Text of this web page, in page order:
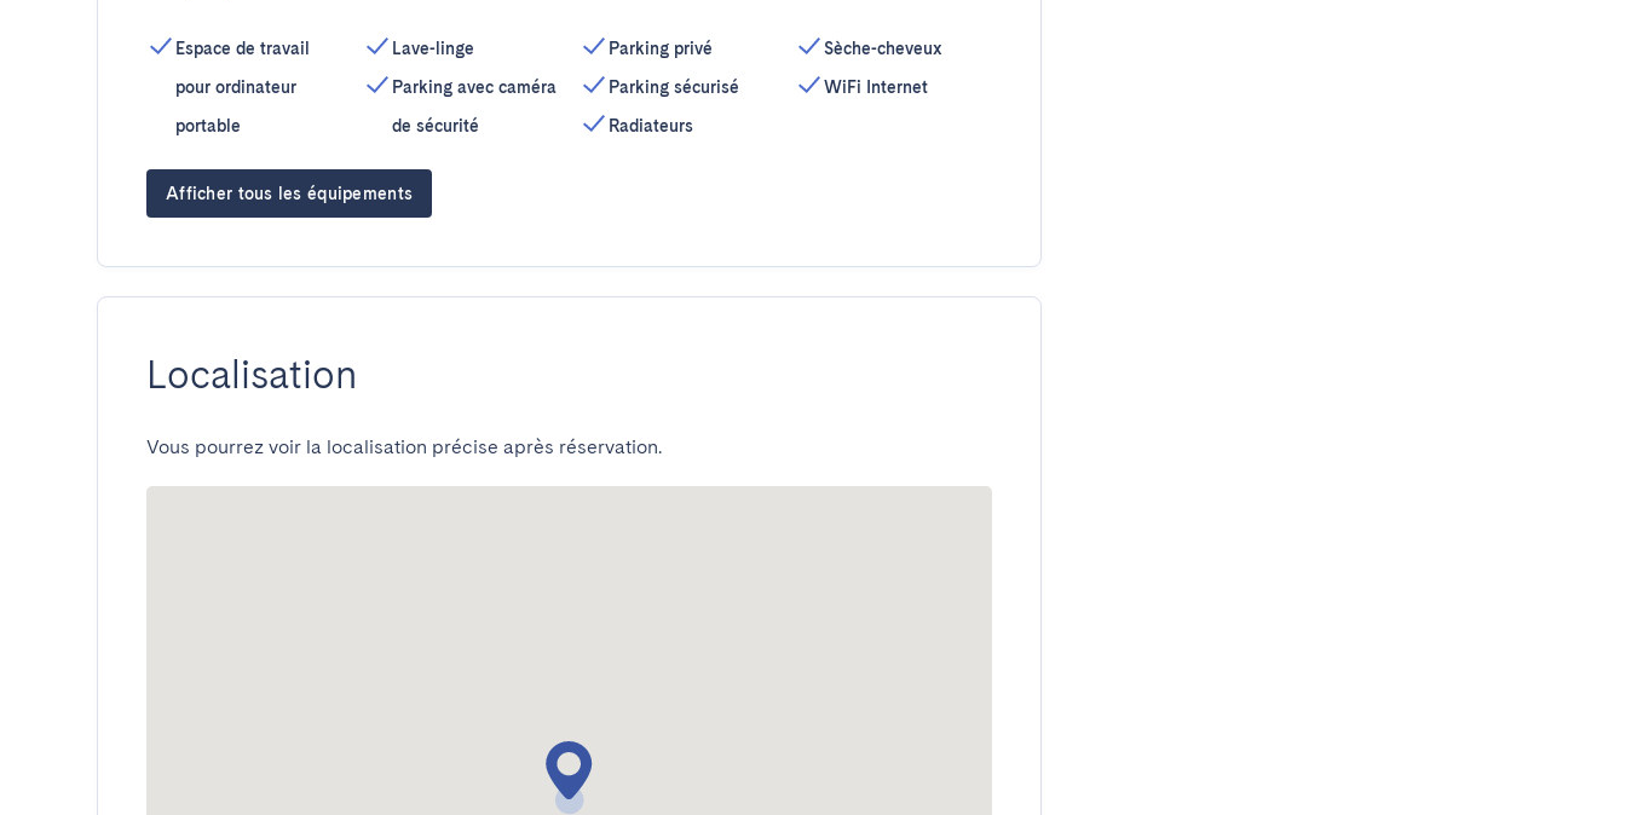
Espace de travail
pour ordinateur
portable
Lave-linge
Parking avec caméra
de sécurité
Parking privé
Parking sécurisé
Radiateurs
Sèche-cheveux
WiFi Internet
Afficher tous les équipements
Localisation
Vous pourrez voir la localisation précise après réservation.